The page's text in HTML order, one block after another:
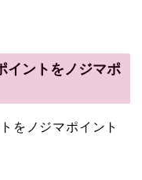
イントをノジマポ
をノジマポイント